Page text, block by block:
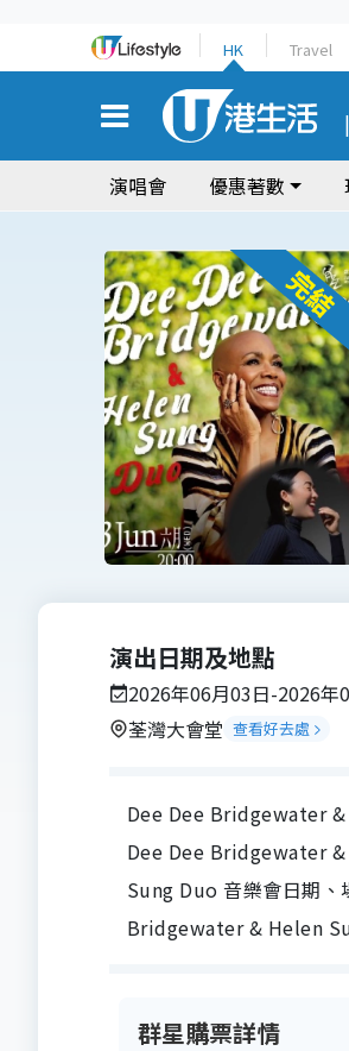
HK Travel
演唱會 優惠著數
演出日期及地點
2026年06月03日-2026年
荃灣大會堂 查看好去處
Dee Dee Bridgewater &
Dee Dee Bridgewater
Sung Duo 音樂會日期、
Bridgewater & Helen
群星購票詳情